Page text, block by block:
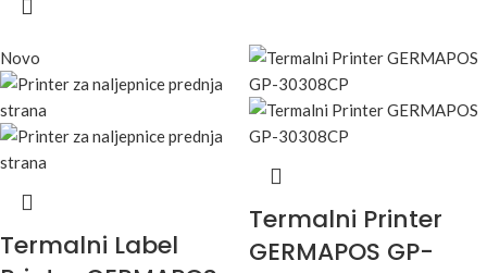
Novo
Termalni Label
Termalni Printer
GERMAPOS GP-